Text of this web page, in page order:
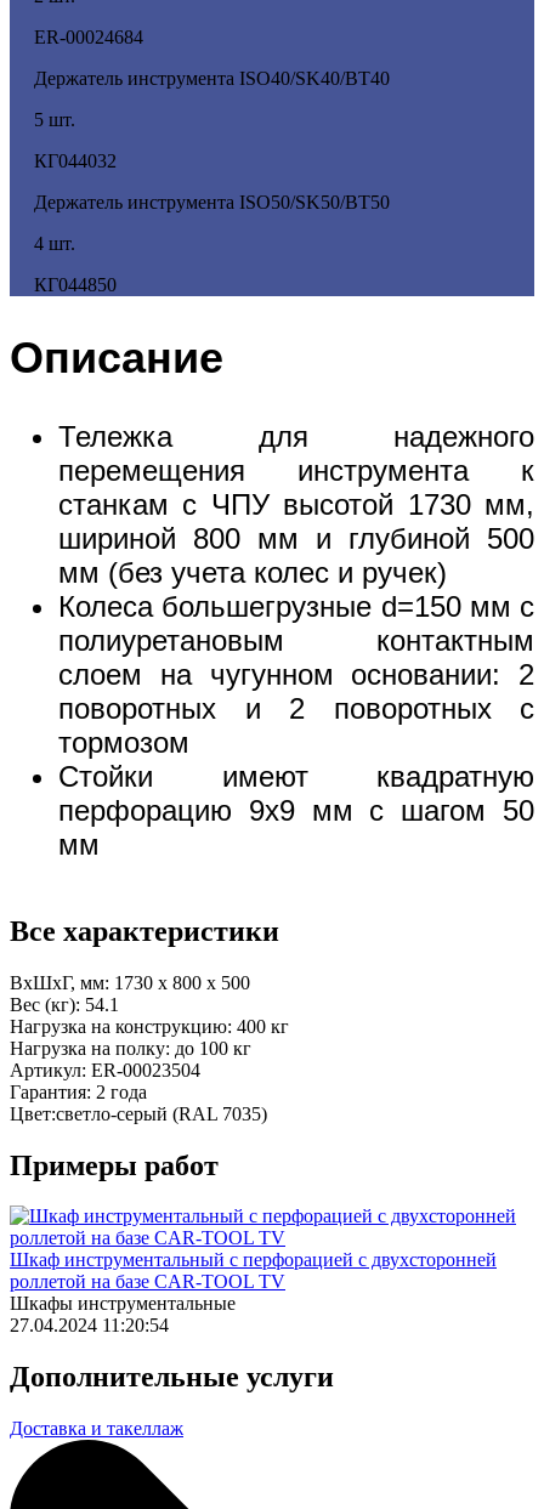
ER-00024684
Держатель инструмента ISO40/SK40/BT40
5 шт.
КГ044032
Держатель инструмента ISO50/SK50/ВТ50
4 шт.
КГ044850
Описание
Тележка для надежного
перемещения инструмента к
станкам с ЧПУ высотой 1730 мм,
шириной 800 мм и глубиной 500
мм (без учета колес и ручек)
Колеса большегрузные d=150 мм с
полиуретановым контактным
слоем на чугунном основании: 2
поворотных и 2 поворотных с
тормозом
Стойки имеют квадратную
перфорацию 9x9 мм с шагом 50
мм
Все характеристики
ВхШхГ, мм: 1730 x 800 x 500
Вес (кг): 54.1
Нагрузка на конструкцию: 400 кг
Нагрузка на полку: до 100 кг
Артикул: ER-00023504
Гарантия: 2 года
Цвет:светло-серый (RAL 7035)
Примеры работ
Шкаф инструментальный с перфорацией с двухсторонней
роллетой на базе CAR-TOOL TV
Шкафы инструментальные
27.04.2024 11:20:54
Дополнительные услуги
Доставка и такеллаж